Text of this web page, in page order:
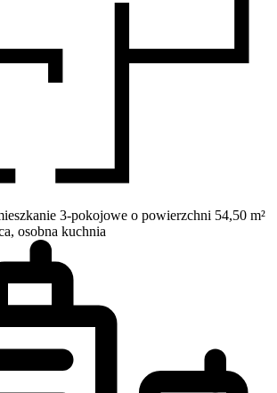
3-pokojowe o powierzchni 54,50 m²
osobna kuchnia